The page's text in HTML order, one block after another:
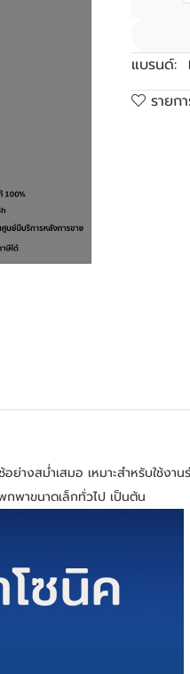
แบรนด์:
รายก
ย่างสม่ำเสมอ เหมาะสำหรับใช้
พาขนาดเล็กทั่วไป เป็นต้น